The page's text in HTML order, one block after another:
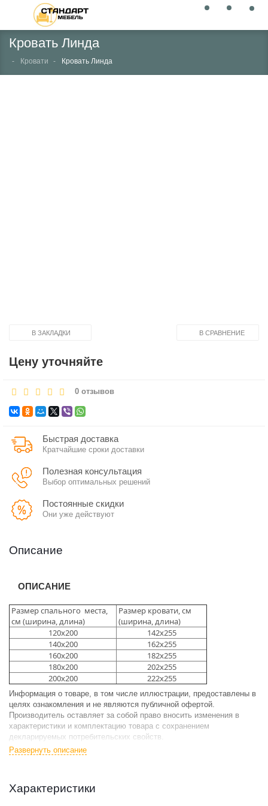
Кровать Линда
Кровати Кровать Линда
В ЗАКЛАДКИ В СРАВНЕНИЕ
Цену уточняйте
0 отзывов
Быстрая доставка
Кратчайшие сроки доставки
Полезная консультация
Выбор оптимальных решений
Постоянные скидки
Они уже действуют
Описание
ОПИСАНИЕ
Размер спального места,
см (ширина, длина)
Размер кровати, см
(ширина, длина)
120х200
142х255
140х200
162х255
160х200
182х255
180х200
202х255
200х200
222х255
Информация о товаре, в том числе иллюстрации, предоставлены в
целях ознакомления и не являются публичной офертой.
Производитель оставляет за собой право вносить изменения в
характеристики и комплектацию товара с сохранением
декларируемых потребительских свойств.
Высота изголовья без ножек:
Толщина изголовья:35 см.
Развернуть описание
Характеристики